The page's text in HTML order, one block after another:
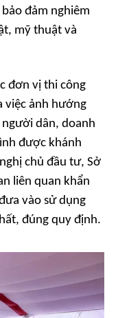
đảm nghiêm
mỹ thuật và
đơn vị thi công
việc ảnh hướng
dân, doanh
được khánh
chủ đầu tư, Sở
liên quan khẩn
vào sử dụng
đúng quy định.